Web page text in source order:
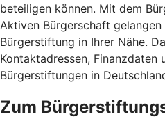
beteiligen können. Mit dem
Aktiven Bürgerschaft
Bürgerstiftung in Ihrer Nähe.
Kontaktadressen, Finanzdaten
Bürgerstiftungen in
Zum